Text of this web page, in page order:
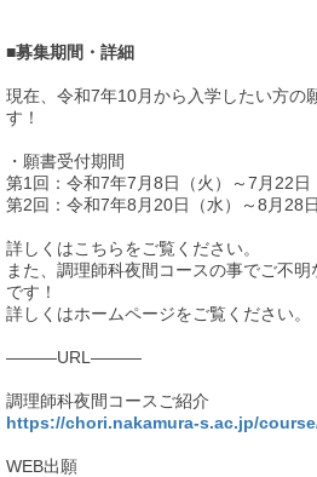
■募集期間・詳細
現在、令和7年10月から入学したい方の
す！
・願書受付期間
第1回：令和7年7月8日（火）～7月22日
第2回：令和7年8月20日（水）～8月28日
詳しくはこちらをご覧ください。
また、調理師科夜間コースの事でご不
です！
詳しくはホームページをご覧ください。
―――URL―――
調理師科夜間コースご紹介
https://chori.nakamura-s.ac.jp/
WEB出願